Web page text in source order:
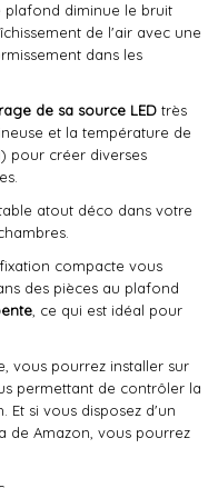
plafond diminue le bruit
de l'air avec une
dans les
de sa source LED très
et la température de
pour créer diverses
atout déco dans votre
compacte vous
des pièces au plafond
, ce qui est idéal pour
vous pourrez installer sur
permettant de contrôler la
si vous disposez d'un
de Amazon, vous pourrez